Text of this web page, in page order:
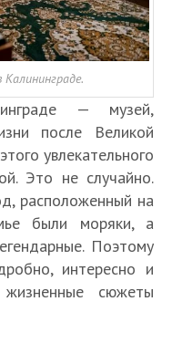
— музей,
после Великой
увлекательного
Это не случайно.
расположенный на
были моряки, а
Поэтому
интересно и
жизненные сюжеты